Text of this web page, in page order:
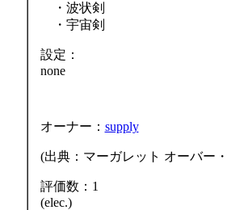
・波状剣
・宇宙剣
設定：
none
オーナー： supply
(出典：マーガレット オーバー
評価数：1
(elec.)